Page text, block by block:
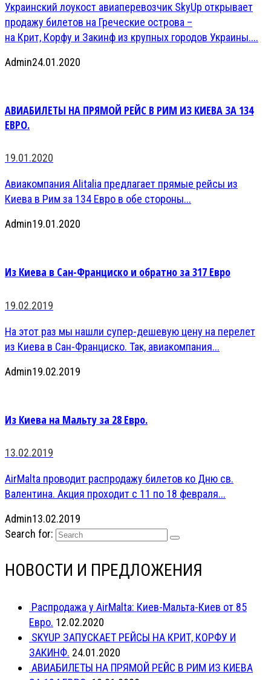
Украинский лоукост авиаперевозчик SkyUp открывает
продажу билетов на Греческие острова –
на Крит, Корфу и Закинф из крупных городов Украины....
Admin24.01.2020
АВИАБИЛЕТЫ НА ПРЯМОЙ РЕЙС В РИМ ИЗ КИЕВА ЗА 134
ЕВРО.
19.01.2020
Авиакомпания Alitalia предлагает прямые рейсы из
Киева в Рим за 134 Евро в обе стороны...
Admin19.01.2020
Из Киева в Сан-Франциско и обратно за 317 Евро
19.02.2019
На этот раз мы нашли супер-дешевую цену на перелет
из Киева в Сан-Франциско. Так, авиакомпания...
Admin19.02.2019
Из Киева на Мальту за 28 Евро.
13.02.2019
AirMalta проводит распродажу билетов ко Дню св.
Валентина. Акция проходит с 11 по 18 февраля...
Admin13.02.2019
Search for:
НОВОСТИ И ПРЕДЛОЖЕНИЯ
Распродажа у AirMalta: Киев-Мальта-Киев от 85
Евро. 12.02.2020
SKYUP ЗАПУСКАЕТ РЕЙСЫ НА КРИТ, КОРФУ И
ЗАКИНФ. 24.01.2020
АВИАБИЛЕТЫ НА ПРЯМОЙ РЕЙС В РИМ ИЗ КИЕВА